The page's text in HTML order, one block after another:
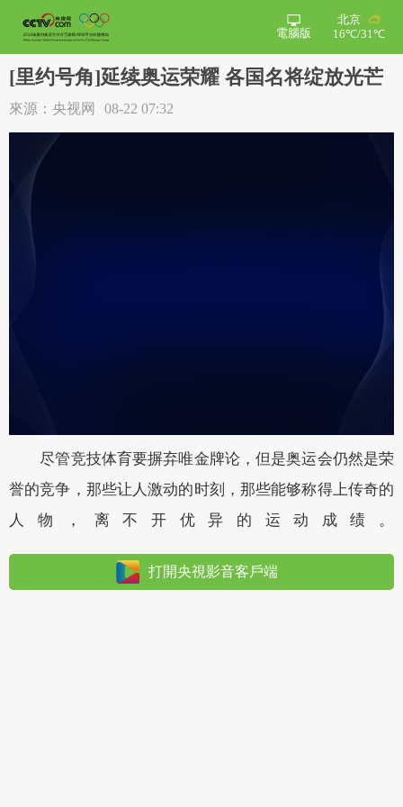
北京
16℃/31℃
電腦版
[里约号角]延续奥运荣耀 各国名将绽放光芒
來源：央视网 08-22 07:32
尽管竞技体育要摒弃唯金牌论，但是奥运会仍然是荣
誉的竞争，那些让人激动的时刻，那些能够称得上传奇的
人物，离不开优异的运动成绩。
打開央視影音客戶端